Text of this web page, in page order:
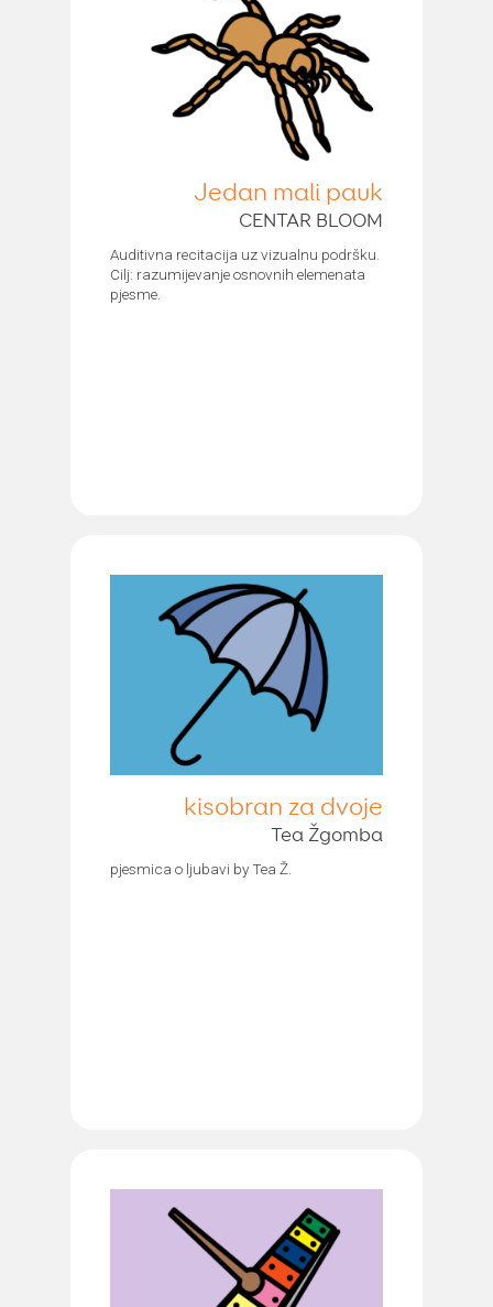
Jedan mali pauk
CENTAR BLOOM
Auditivna recitacija uz vizualnu podršku.
Cilj: razumijevanje osnovnih elemenata
pjesme.
kisobran za dvoje
Tea Žgomba
pjesmica o ljubavi by Tea Ž.